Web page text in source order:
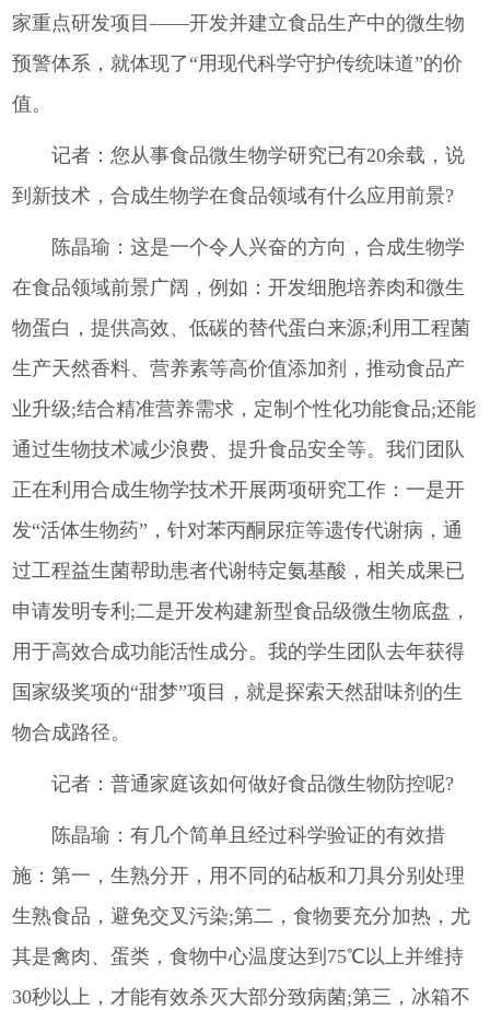
家重点研发项目——开发并建立食品生产中的微生物
预警体系，就体现了“用现代科学守护传统味道”的价
值。
记者：您从事食品微生物学研究已有20余载，说
到新技术，合成生物学在食品领域有什么应用前景?
陈晶瑜：这是一个令人兴奋的方向，合成生物学
在食品领域前景广阔，例如：开发细胞培养肉和微生
物蛋白，提供高效、低碳的替代蛋白来源;利用工程菌
生产天然香料、营养素等高价值添加剂，推动食品产
业升级;结合精准营养需求，定制个性化功能食品;还能
通过生物技术减少浪费、提升食品安全等。我们团队
正在利用合成生物学技术开展两项研究工作：一是开
发“活体生物药”，针对苯丙酮尿症等遗传代谢病，通
过工程益生菌帮助患者代谢特定氨基酸，相关成果已
申请发明专利;二是开发构建新型食品级微生物底盘，
用于高效合成功能活性成分。我的学生团队去年获得
国家级奖项的“甜梦”项目，就是探索天然甜味剂的生
物合成路径。
记者：普通家庭该如何做好食品微生物防控呢?
陈晶瑜：有几个简单且经过科学验证的有效措
施：第一，生熟分开，用不同的砧板和刀具分别处理
生熟食品，避免交叉污染;第二，食物要充分加热，尤
其是禽肉、蛋类，食物中心温度达到75℃以上并维持
30秒以上，才能有效杀灭大部分致病菌;第三，冰箱不